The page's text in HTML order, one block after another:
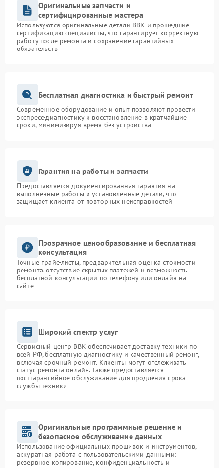
Оригинальные запчасти и
сертифицированные мастера
Используются оригинальные детали BBK и прошедшие
сертификацию специалисты, что гарантирует корректную
работу после ремонта и сохранение гарантийных
обязательств
Бесплатная диагностика и быстрый ремонт
Современное оборудование и опыт позволяют провести
экспресс-диагностику и восстановление в кратчайшие
сроки, минимизируя время без устройства
Гарантия на работы и запчасти
Предоставляется документированная гарантия на
выполненные работы и установленные детали, что
защищает клиента от повторных неисправностей
Прозрачное ценообразование и бесплатная
консультация
Точные прайс-листы, предварительная оценка стоимости
ремонта, отсутствие скрытых платежей и возможность
бесплатной консультации по телефону или онлайн на
сайте
Широкий спектр услуг
Сервисный центр BBK обеспечивает доставку техники по
всей РФ, бесплатную диагностику и качественный ремонт,
включая срочный ремонт. Клиенты могут отслеживать
статус ремонта онлайн. Также предоставляется
постгарантийное обслуживание для продления срока
службы техники
Оригинальные программные решение и
безопасное обслуживание данных
Использование официальных прошивок и инструментов,
аккуратная работа с пользовательскими данными:
резервное копирование, конфиденциальность и